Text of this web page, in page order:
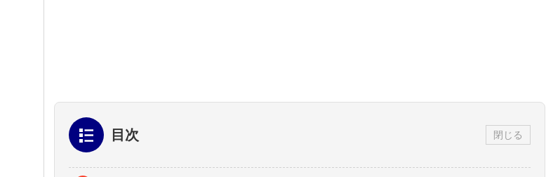
目次 閉じる